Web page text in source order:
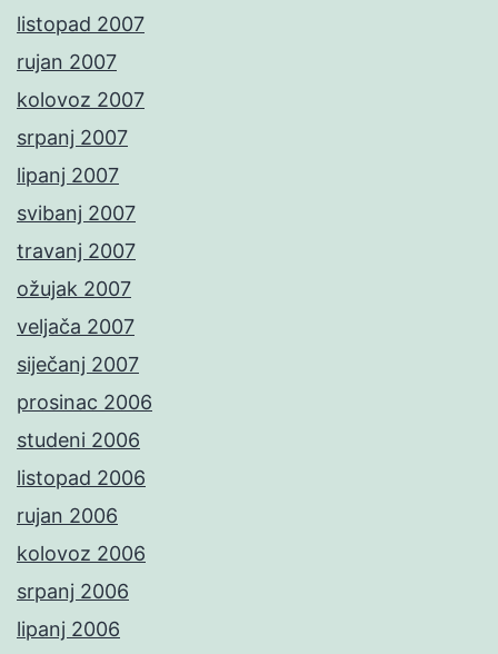
listopad 2007
rujan 2007
kolovoz 2007
srpanj 2007
lipanj 2007
svibanj 2007
travanj 2007
ožujak 2007
veljača 2007
siječanj 2007
prosinac 2006
studeni 2006
listopad 2006
rujan 2006
kolovoz 2006
srpanj 2006
lipanj 2006